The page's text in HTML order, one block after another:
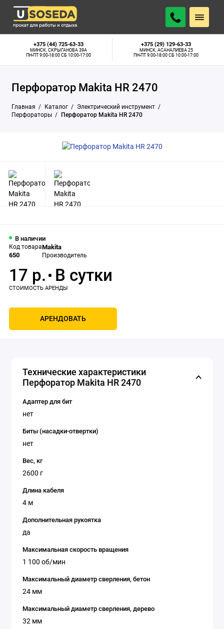
+375 (44) 725-63-33
МИНСК, СКРЫГАНОВА 39А
ПН-ПТ 9:00-18:00 СБ 10:00-17:00
+375 (29) 129-63-33
МИНСК, АСАНАЛИЕВА 25
ПН-ПТ 9:00-18:00 СБ 10:00-17:00
Перфоратор Makita HR 2470
Главная Каталог
Электрический инструмент
Перфораторы
Перфоратор Makita HR 2470
В наличии
Код товара
650
Makita
Производитель
17 р.
АРЕНДОВАТЬ
Технические характеристики
Перфоратор Makita HR 2470
Адаптер для бит
нет
Биты (насадки-отвертки)
нет
Вес, кг
2600 г
Длина кабеля
4 м
Дополнительная рукоятка
да
Максимальная скорость вращения
1 100 об/мин
Максимальный диаметр сверления, бетон
24 мм
Максимальный диаметр сверления, дерево
32 мм
В наличии
В СУТКИ